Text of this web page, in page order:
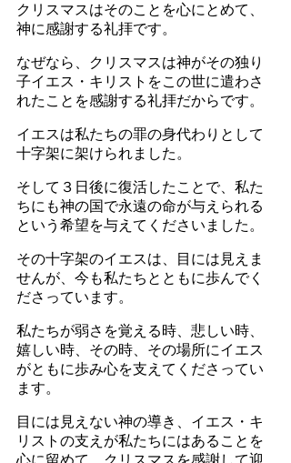
クリスマスはそのことを心にとめて、
神に感謝する礼拝です。
なぜなら、クリスマスは神がその独り
子イエス・キリストをこの世に遣わさ
れたことを感謝する礼拝だからです。
イエスは私たちの罪の身代わりとして
十字架に架けられました。
そして３日後に復活したことで、私た
ちにも神の国で永遠の命が与えられる
という希望を与えてくださいました。
その十字架のイエスは、目には見えま
せんが、今も私たちとともに歩んでく
ださっています。
私たちが弱さを覚える時、悲しい時、
嬉しい時、その時、その場所にイエス
がともに歩み心を支えてくださってい
ます。
目には見えない神の導き、イエス・キ
リストの支えが私たちにはあることを
心に留めて、クリスマスを感謝して迎